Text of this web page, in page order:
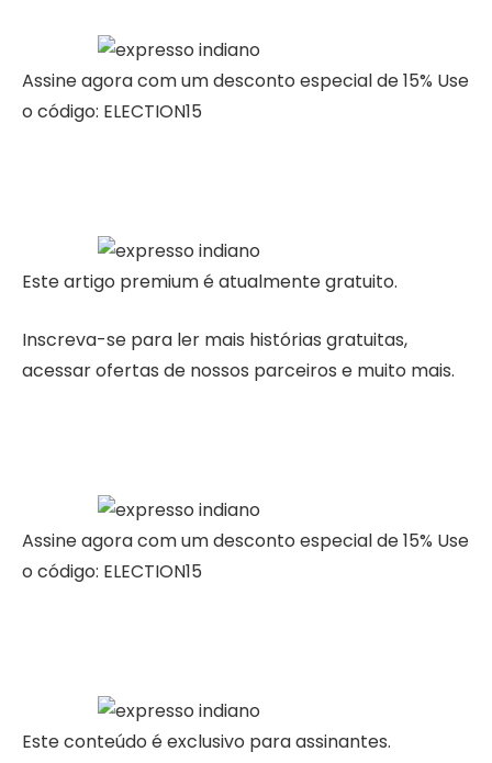
Assine agora com um desconto especial de 15% Use
o código: ELECTION15
Este artigo premium é atualmente gratuito.
Inscreva-se para ler mais histórias gratuitas,
acessar ofertas de nossos parceiros e muito mais.
Assine agora com um desconto especial de 15% Use
o código: ELECTION15
Este conteúdo é exclusivo para assinantes.